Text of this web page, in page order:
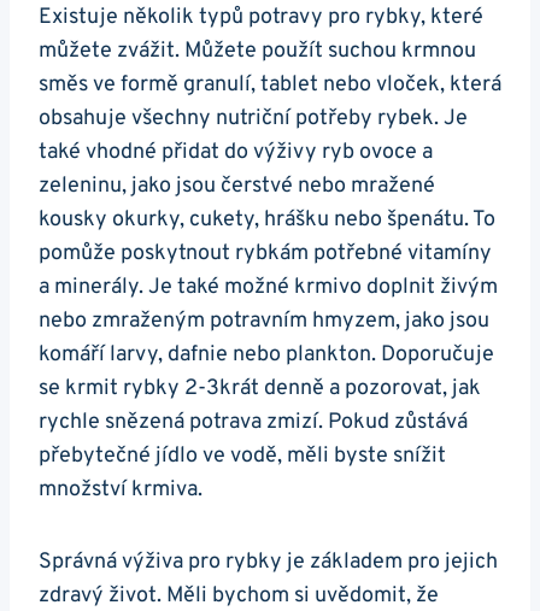
Existuje několik typů potravy pro rybky,‍ které
můžete zvážit. Můžete použít suchou ​krmnou
⁢směs ve formě granulí, tablet nebo vloček, která
obsahuje všechny nutriční potřeby rybek. Je
také vhodné přidat do výživy ryb ovoce a
zeleninu, jako jsou čerstvé nebo mražené
kousky okurky, cukety, hrášku nebo špenátu. To
pomůže poskytnout rybkám potřebné vitamíny
a minerály. Je také možné krmivo doplnit živým
nebo zmraženým potravním‌ hmyzem, jako jsou
komáří ‌larvy, dafnie nebo plankton. Doporučuje
se krmit⁢ rybky 2-3krát denně a pozorovat, jak
rychle snězená potrava zmizí. ‌Pokud ‌zůstává
přebytečné ⁤jídlo ve vodě, měli byste snížit
množství krmiva.
Správná výživa pro rybky je základem pro‌ jejich
zdravý život. Měli bychom si uvědomit, že